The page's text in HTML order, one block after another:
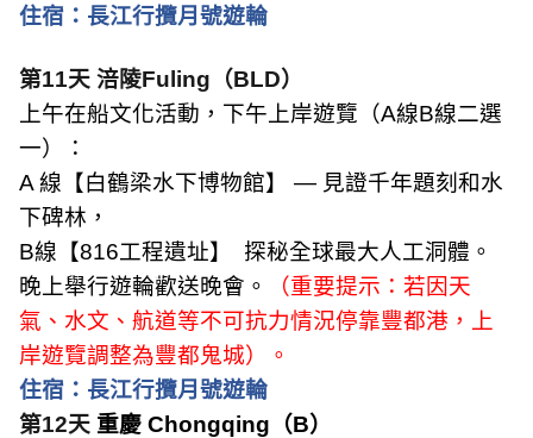
住宿： 長江行攬月號遊輪
第11天 涪陵Fuling （BLD）
上午在船文化活動，下午上岸遊覽（A線B線二選
一）：
A 線【白鶴梁水下博物館】 — 見證千年題刻和水
下碑林，
B線【816工程遺址】
探秘全球最大人工洞體。
晚上舉行遊輪歡送晚會。
（重要提示：若因天
氣、水文、航道等不可抗力情況停靠豐都港，上
岸遊覽調整為豐都鬼城）。
住宿： 長江行攬月號遊輪
第12天 重慶 Chongqing （B）